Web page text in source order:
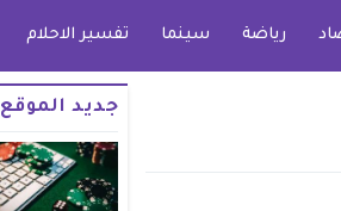
رياضة سينما تفسير الاحلام
جديد الموقع